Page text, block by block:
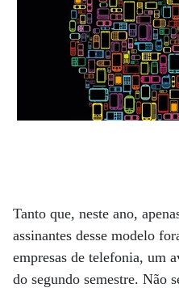
Tanto que, neste ano,
assinantes desse modelo
empresas de telefonia, um
do segundo semestre. Não